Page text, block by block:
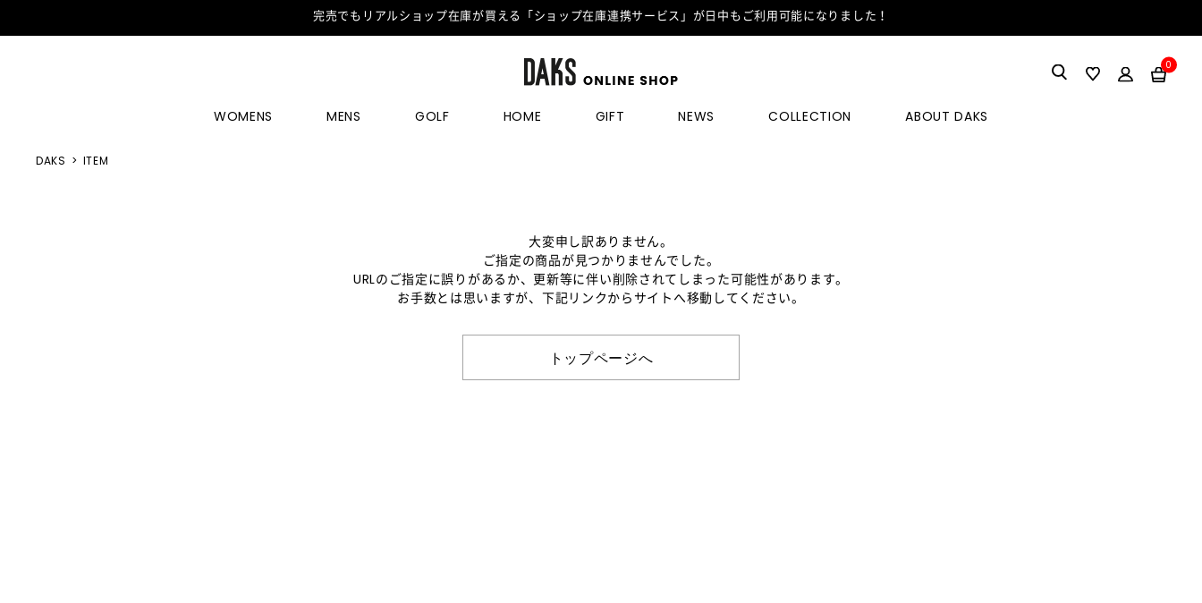
完売でもリアルショップ在庫が買える「ショップ在庫連携サービス」が日中もご利用可能になりました！
0
WOMENS MENS GOLF HOME GIFT NEWS COLLECTION ABOUT DAKS
DAKS ITEM
大変申し訳ありません。
ご指定の商品が見つかりませんでした。
URLのご指定に誤りがあるか、更新等に伴い削除されてしまった可能性があります。
お手数とは思いますが、下記リンクからサイトへ移動してください。
トップページへ